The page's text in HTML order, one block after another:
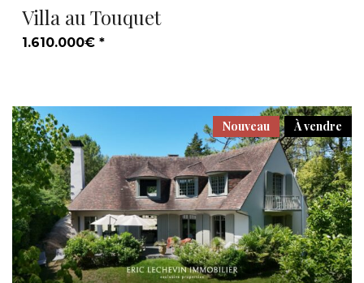
Villa au Touquet
1.610.000€ *
À vendre
Nouveau